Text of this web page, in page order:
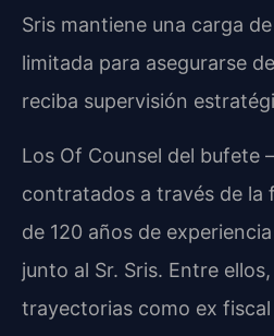
Sris mantiene una carga
limitada para asegurarse
reciba supervisión
Los Of Counsel del
contratados a través de
de 120 años de
junto al Sr. Sris. Entre
trayectorias como ex